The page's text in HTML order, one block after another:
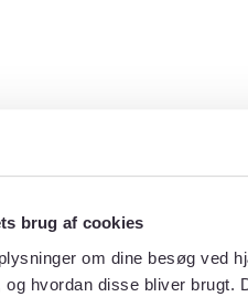
brug af cookies
om dine besøg ved
hvordan disse bliver